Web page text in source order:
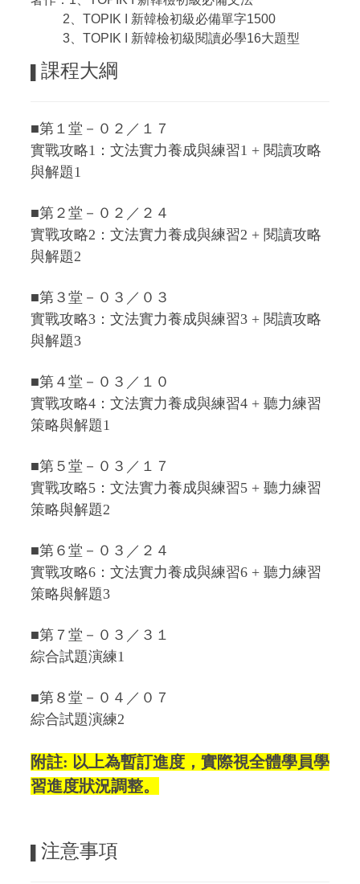
2、TOPIK I 新韓檢初級必備單字1500
3、TOPIK I 新韓檢初級閱讀必學16大題型
課程大綱
■第１堂－０２／１７
實戰攻略1：文法實力養成與練習1 + 閱讀攻略
與解題1
■第２堂－０２／２４
實戰攻略2：文法實力養成與練習2 + 閱讀攻略
與解題2
■第３堂－０３／０３
實戰攻略3：文法實力養成與練習3 + 閱讀攻略
與解題3
■第４堂－０３／１０
實戰攻略4：文法實力養成與練習4 + 聽力練習
策略與解題1
■第５堂－０３／１７
實戰攻略5：文法實力養成與練習5 + 聽力練習
策略與解題2
■第６堂－０３／２４
實戰攻略6：文法實力養成與練習6 + 聽力練習
策略與解題3
■第７堂－０３／３１
綜合試題演練1
■第８堂－０４／０７
綜合試題演練2
附註: 以上為暫訂進度，實際視全體學員學
習進度狀況調整。
注意事項